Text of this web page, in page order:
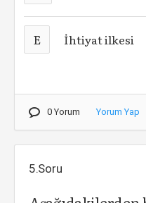
E İhtiyat ilkesi
0 Yorum Yorum Yap
5.Soru